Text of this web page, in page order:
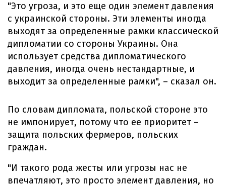
"Это угроза, и это еще один элемент давления
с украинской стороны. Эти элементы иногда
выходят за определенные рамки классической
дипломатии со стороны Украины. Она
использует средства дипломатического
давления, иногда очень нестандартные, и
выходит за определенные рамки", – сказал он.
По словам дипломата, польской стороне это
не импонирует, потому что ее приоритет –
защита польских фермеров, польских
граждан.
"И такого рода жесты или угрозы нас не
впечатляют, это просто элемент давления, но